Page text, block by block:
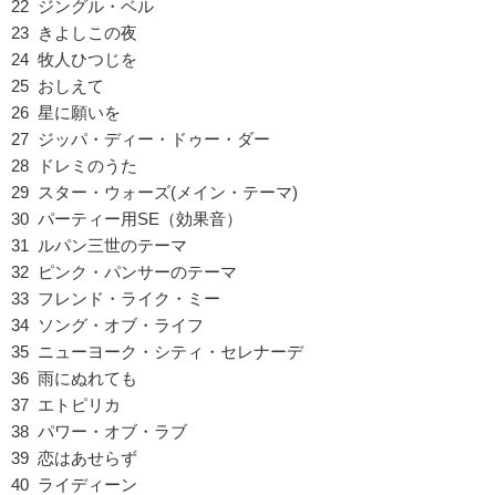
22 ジングル・ベル
23 きよしこの夜
24 牧人ひつじを
25 おしえて
26 星に願いを
27 ジッパ・ディー・ドゥー・ダー
28 ドレミのうた
29 スター・ウォーズ(メイン・テーマ)
30 パーティー用SE（効果音）
31 ルパン三世のテーマ
32 ピンク・パンサーのテーマ
33 フレンド・ライク・ミー
34 ソング・オブ・ライフ
35 ニューヨーク・シティ・セレナーデ
36 雨にぬれても
37 エトピリカ
38 パワー・オブ・ラブ
39 恋はあせらず
40 ライディーン